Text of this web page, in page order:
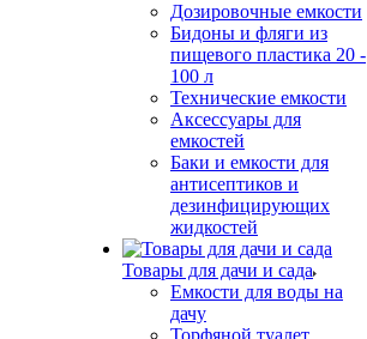
Дозировочные емкости
Бидоны и фляги из
пищевого пластика 20 -
100 л
Технические емкости
Аксессуары для
емкостей
Баки и емкости для
антисептиков и
дезинфицирующих
жидкостей
Товары для дачи и сада
Емкости для воды на
дачу
Торфяной туалет